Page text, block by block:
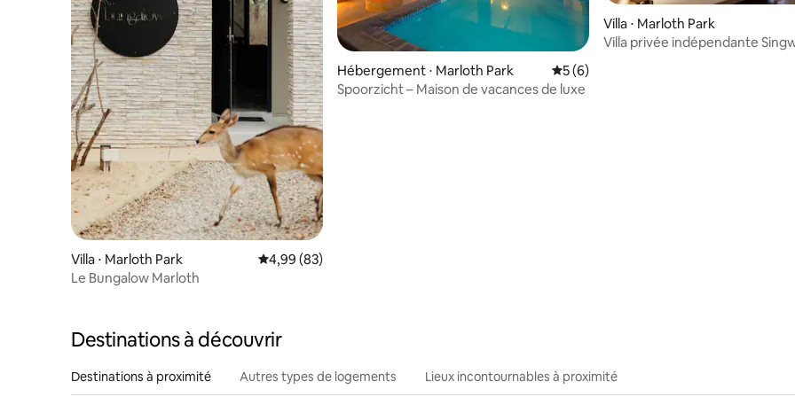
Villa ⋅ Marloth Park Évaluation moyenne sur la base de 83 commentaires : 4,99 sur 5
4,99 (83)
Le Bungalow Marloth
Hébergement ⋅ Marloth Park Évaluation moyenne sur la base de 6
5 (6)
Spoorzicht – Maison de vacances de luxe
Villa ⋅ Marloth Park
Villa privée indépendante
Destinations à découvrir
Destinations à proximité Autres types de logements Lieux incontournables à proximité